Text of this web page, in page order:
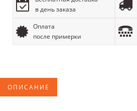
в день заказа
Оплата
после примерки
ОПИСАНИЕ